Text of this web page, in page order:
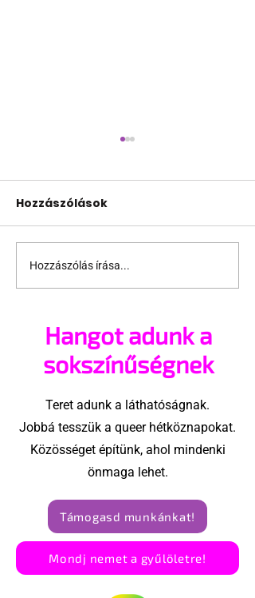
Homofób törvények
árnyékában
Hozzászólások
Hozzászólás írása...
Hangot adunk a
sokszínűségnek
Teret adunk a láthatóságnak.
Jobbá tesszük a queer hétköznapokat.
Közösséget építünk, ahol mindenki
önmaga lehet.
Támogasd munkánkat!
Mondj nemet a gyűlöletre!